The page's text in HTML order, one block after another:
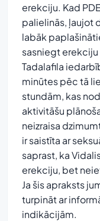
erekciju. Kad
palielinās, ļaujot
labāk
sasniegt
Tadalafila
minūtes pēc tā
stundām, kas
aktivitāšu
neizraisa
ir saistīta ar
saprast, ka
erekciju, bet
Ja šis apraksts
turpināt ar
indikācijām.